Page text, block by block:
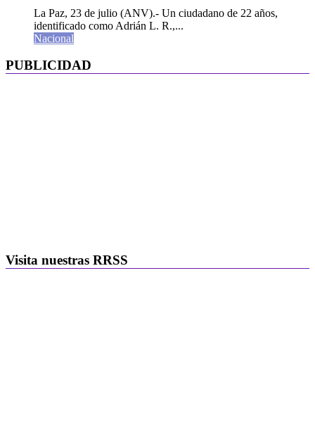
La Paz, 23 de julio (ANV).- Un ciudadano de 22 años,
identificado como Adrián L. R.,...
Nacional
PUBLICIDAD
Visita nuestras RRSS